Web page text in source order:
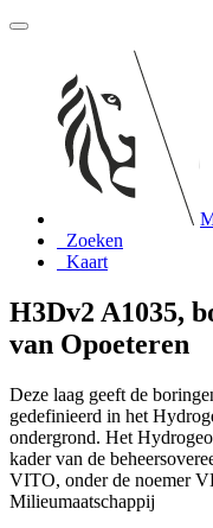
Zoeken
Kaart
H3Dv2 A1035,
van Opoeteren
Deze laag geeft de
gedefinieerd in het
ondergrond. Het
kader van de
VITO, onder de noemer
Milieumaatschappij